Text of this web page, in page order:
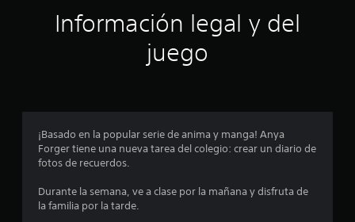
ó
e
Información legal y del
juego
¡Basado en la popular serie de anima y manga! Anya
Forger tiene una nueva tarea del colegio: crear un diario de
fotos de recuerdos.
Durante la semana, ve a clase por la mañana y disfruta de
la familia por la tarde.